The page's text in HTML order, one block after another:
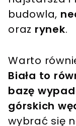
budowla,
oraz rynek.
Warto
Biała to
bazę
górskich
wybrać się